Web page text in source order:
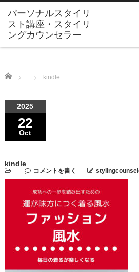
Home kindle
2025
22
Oct
kindle
コメントを書く